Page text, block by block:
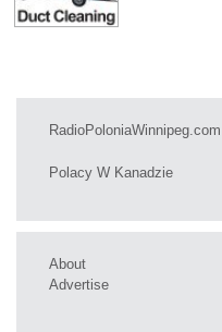
RadioPoloniaWinnipeg.com
Polacy W Kanadzie
About
Advertise